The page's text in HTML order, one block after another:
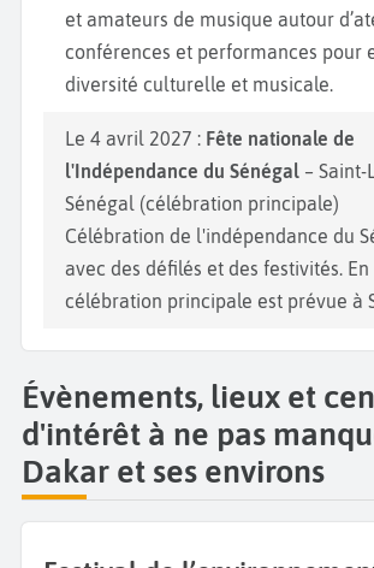
et amateurs de musique autour
conférences et performances pour
diversité culturelle et musicale.
Le 4 avril 2027 : Fête nationale de
l'Indépendance du Sénégal – Saint-
Sénégal (célébration principale)
Célébration de l'indépendance du
avec des défilés et des festivités. En
célébration principale est prévue à
Évènements, lieux et
d'intérêt à ne pas
Dakar et ses environs